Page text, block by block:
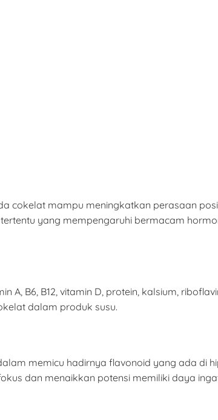
cokelat mampu meningkatkan perasaan
yang mempengaruhi bermacam
B6, B12, vitamin D, protein, kalsium,
dalam produk susu.
memicu hadirnya flavonoid yang ada di
dan menaikkan potensi memiliki daya